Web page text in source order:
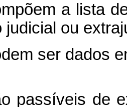
a lista
judicial ou
ser dados
passíveis de